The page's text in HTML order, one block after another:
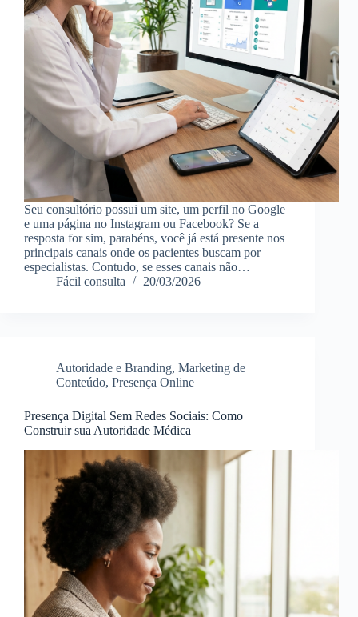
Seu consultório possui um site, um perfil no Google
e uma página no Instagram ou Facebook? Se a
resposta for sim, parabéns, você já está presente nos
principais canais onde os pacientes buscam por
especialistas. Contudo, se esses canais não…
Fácil consulta
20/03/2026
Autoridade e Branding, Marketing de
Conteúdo, Presença Online
Presença Digital Sem Redes Sociais: Como
Construir sua Autoridade Médica